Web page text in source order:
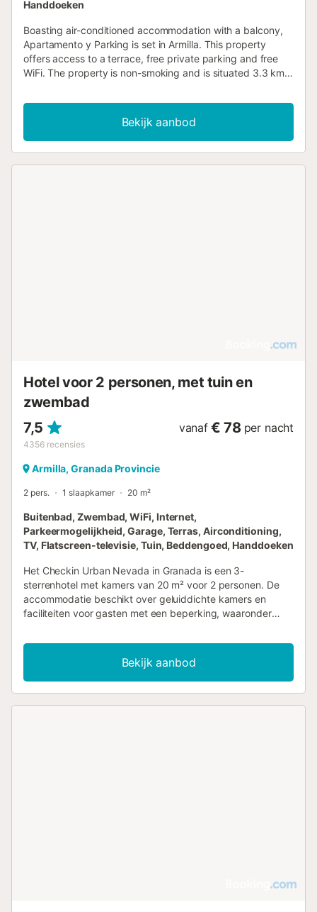
Handdoeken
Boasting air-conditioned accommodation with a balcony,
Apartamento y Parking is set in Armilla. This property
offers access to a terrace, free private parking and free
WiFi. The property is non-smoking and is situated 3.3 km
Bekijk aanbod
Hotel voor 2 personen, met tuin en
zwembad
7,5
4356 recensies
vanaf € 78 per nacht
Armilla, Granada Provincie
2 pers. 1 slaapkamer 20 m²
Buitenbad, Zwembad, WiFi, Internet,
Parkeermogelijkheid, Garage, Terras, Airconditioning,
TV, Flatscreen-televisie, Tuin, Beddengoed, Handdoeken
Het Checkin Urban Nevada in Granada is een 3-
sterrenhotel met kamers van 20 m² voor 2 personen. De
accommodatie beschikt over geluiddichte kamers en
faciliteiten voor gasten met een beperking, waaronder
verlaagde wastafel, om uw verblijf comfortabel te maken.
De kamer is uitgerust met een eenpersoonsbed, een
flatscreen-tv, airconditioning en verwarming, met
parketvloeren en een eigen badkamer. Gasten hebben
Bekijk aanbod